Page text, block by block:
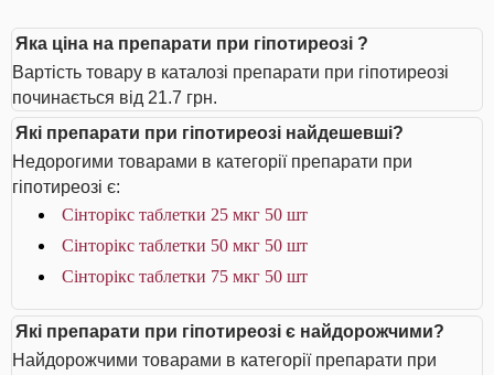
Яка ціна на препарати при гіпотиреозі ?
Вартість товару в каталозі препарати при гіпотиреозі
починається від 21.7 грн.
Які препарати при гіпотиреозі найдешевші?
Недорогими товарами в категорії препарати при
гіпотиреозі є:
Сінторікс таблетки 25 мкг 50 шт
Сінторікс таблетки 50 мкг 50 шт
Сінторікс таблетки 75 мкг 50 шт
Які препарати при гіпотиреозі є найдорожчими?
Найдорожчими товарами в категорії препарати при